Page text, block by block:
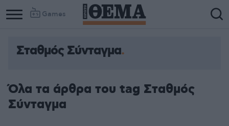
Games
Σταθμός Σύνταγμα
Όλα τα άρθρα του tag Σταθμός
Σύνταγμα